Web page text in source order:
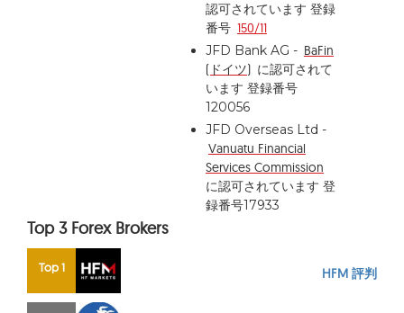
認可されています 登録
番号 150/11
JFD Bank AG - BaFin
(ドイツ) に認可されて
います 登録番号
120056
JFD Overseas Ltd -
Vanuatu Financial
Services Commission
に認可されています 登
録番号17933
Top 3 Forex Brokers
Top 1 HFM 評判